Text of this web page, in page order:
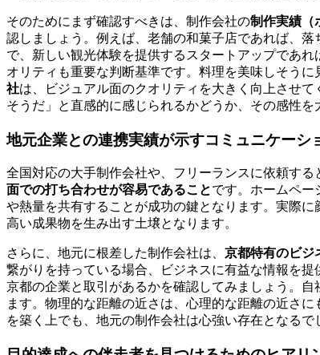
そのためにまず確認すべきは、制作会社の制作実績（
認しましょう。例えば、老舗の和菓子店であれば、
で、新しい観光体験を提供するスタートアップであ
オリティも重要な判断基準です。料理を美味しそう
社は、ビジュアル面のクオリティを大きく向上させ
そうだ」と直感的に感じられるかどうか、その感性を
地元企業との連携実績が示すコミュニケーシ
全国対応の大手制作会社や、フリーランスに依頼する
面での打ち合わせが容易であることです。ホームペー
や熱量を共有することが成功の鍵となります。実際
高い成果物を生み出す土壌となります。
さらに、地元に根差した制作会社は、 京都特有のビジ
繋がりを持っている場合、ビジネスに有益な情報を
京都の企業と取引があるかを確認してみましょう。
ます。物理的な距離の近さは、心理的な距離の近さ
を築く上でも、地元の制作会社は心強い存在となるで